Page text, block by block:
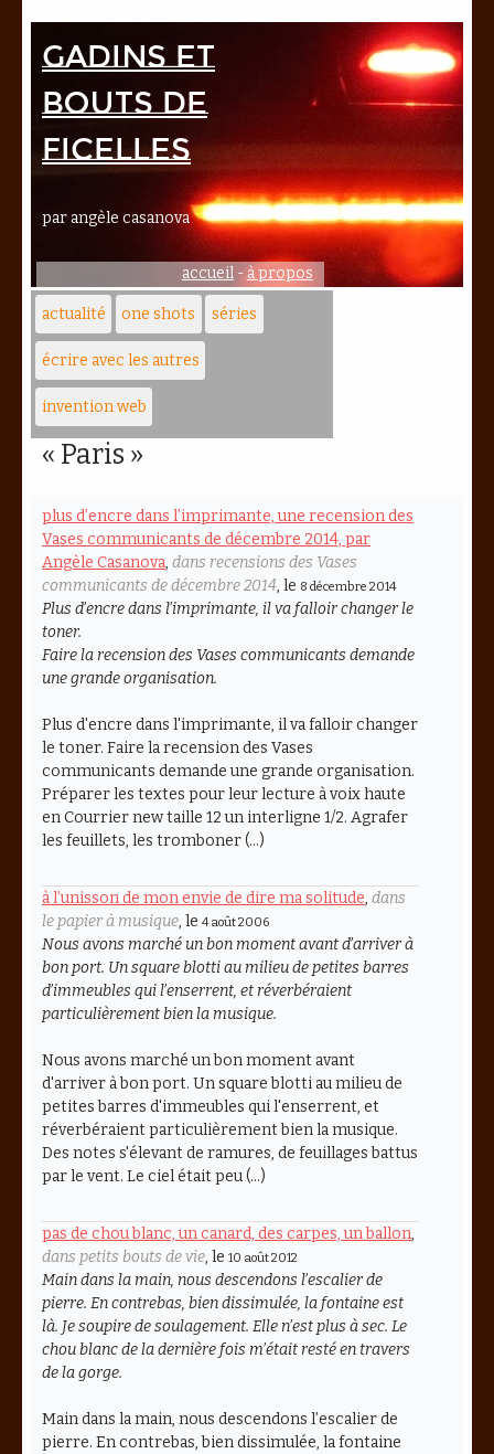
Gadins et
bouts de
ficelles
par angèle casanova
accueil-à propos
actualité one shots séries
écrire avec les autres
invention web
« Paris »
plus d’encre dans l’imprimante, une recension des
Vases communicants de décembre 2014, par
Angèle Casanova, dans recensions des Vases
communicants de décembre 2014, le 8 décembre 2014
Plus d’encre dans l’imprimante, il va falloir changer le
toner.
Faire la recension des Vases communicants demande
une grande organisation.
Plus d'encre dans l'imprimante, il va falloir changer
le toner. Faire la recension des Vases
communicants demande une grande organisation.
Préparer les textes pour leur lecture à voix haute
en Courrier new taille 12 un interligne 1/2. Agrafer
les feuillets, les tromboner (…)
à l’unisson de mon envie de dire ma solitude, dans
le papier à musique, le 4 août 2006
Nous avons marché un bon moment avant d’arriver à
bon port. Un square blotti au milieu de petites barres
d’immeubles qui l’enserrent, et réverbéraient
particulièrement bien la musique.
Nous avons marché un bon moment avant
d'arriver à bon port. Un square blotti au milieu de
petites barres d'immeubles qui l'enserrent, et
réverbéraient particulièrement bien la musique.
Des notes s'élevant de ramures, de feuillages battus
par le vent. Le ciel était peu (…)
pas de chou blanc, un canard, des carpes, un ballon,
dans petits bouts de vie, le 10 août 2012
Main dans la main, nous descendons l’escalier de
pierre. En contrebas, bien dissimulée, la fontaine est
là. Je soupire de soulagement. Elle n’est plus à sec. Le
chou blanc de la dernière fois m’était resté en travers
de la gorge.
Main dans la main, nous descendons l’escalier de
pierre. En contrebas, bien dissimulée, la fontaine